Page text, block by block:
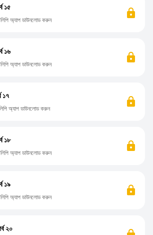
১৫
অ্যাপ ডাউনলোড করুন
১৬
অ্যাপ ডাউনলোড করুন
১৭
অ্যাপ ডাউনলোড করুন
১৮
অ্যাপ ডাউনলোড করুন
১৯
অ্যাপ ডাউনলোড করুন
২০